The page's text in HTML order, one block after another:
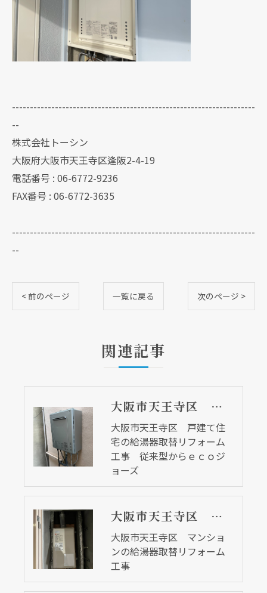
--------------------------------------------------------------------
--
株式会社トーシン
大阪府大阪市天王寺区逢阪2-4-19
電話番号 : 06-6772-9236
FAX番号 : 06-6772-3635
--------------------------------------------------------------------
--
< 前のページ 一覧に戻る 次のページ >
関連記事
大阪市天王寺区 戸建て住宅の給湯器取替リフォーム工事 従来型からｅｃｏジョーズ
大阪市天王寺区 戸建て住
宅の給湯器取替リフォーム
工事 従来型からｅｃｏジ
ョーズ
大阪市天王寺区 マンションの給湯器取替リフォーム工事
大阪市天王寺区 マンショ
ンの給湯器取替リフォーム
工事